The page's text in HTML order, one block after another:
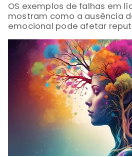
OS exemplos de falhas em
mostram como a ausência
emocional pode afetar